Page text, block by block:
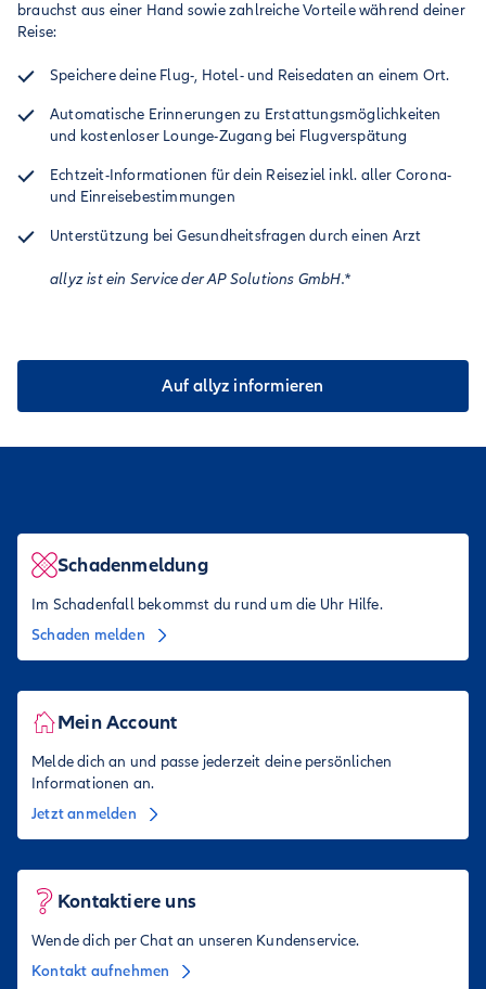
brauchst aus einer Hand sowie zahlreiche Vorteile während deiner
Reise:
Speichere deine Flug-, Hotel- und Reisedaten an einem Ort.
Automatische Erinnerungen zu Erstattungsmöglichkeiten
und kostenloser Lounge-Zugang bei Flugverspätung
Echtzeit-Informationen für dein Reiseziel inkl. aller Corona-
und Einreisebestimmungen
Unterstützung bei Gesundheitsfragen durch einen Arzt
allyz ist ein Service der AP Solutions GmbH.*
Auf allyz informieren
Schadenmeldung
Im Schadenfall bekommst du rund um die Uhr Hilfe.
Schaden melden
Mein Account
Melde dich an und passe jederzeit deine persönlichen
Informationen an.
Jetzt anmelden
Kontaktiere uns
Wende dich per Chat an unseren Kundenservice.
Kontakt aufnehmen